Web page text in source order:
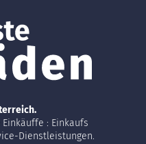
: Einkaufs
Dienstleistungen.